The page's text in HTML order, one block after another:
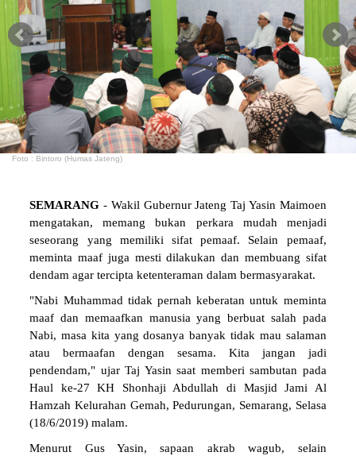
Foto : Bintoro (Humas Jateng)
SEMARANG - Wakil Gubernur Jateng Taj Yasin Maimoen
mengatakan, memang bukan perkara mudah menjadi
seseorang yang memiliki sifat pemaaf. Selain pemaaf,
meminta maaf juga mesti dilakukan dan membuang sifat
dendam agar tercipta ketenteraman dalam bermasyarakat.
"Nabi Muhammad tidak pernah keberatan untuk meminta
maaf dan memaafkan manusia yang berbuat salah pada
Nabi, masa kita yang dosanya banyak tidak mau salaman
atau bermaafan dengan sesama. Kita jangan jadi
pendendam," ujar Taj Yasin saat memberi sambutan pada
Haul ke-27 KH Shonhaji Abdullah di Masjid Jami Al
Hamzah Kelurahan Gemah, Pedurungan, Semarang, Selasa
(18/6/2019) malam.
Menurut Gus Yasin, sapaan akrab wagub, selain